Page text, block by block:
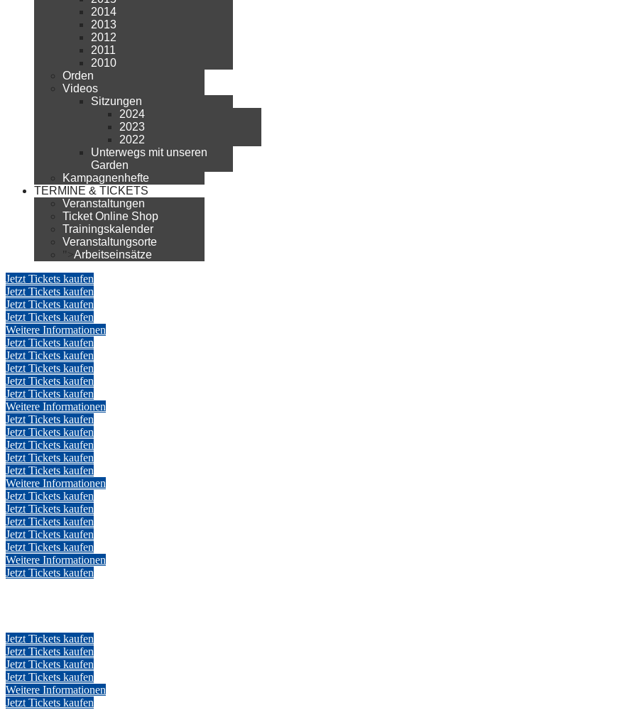
2014
2013
2012
2011
2010
Orden
Videos
Sitzungen
2024
2023
2022
Unterwegs mit unseren
Garden
Kampagnenhefte
TERMINE & TICKETS
Veranstaltungen
Ticket Online Shop
Trainingskalender
Veranstaltungsorte
">Arbeitseinsätze
Jetzt Tickets kaufen
Jetzt Tickets kaufen
Jetzt Tickets kaufen
Jetzt Tickets kaufen
Weitere Informationen
Jetzt Tickets kaufen
Jetzt Tickets kaufen
Jetzt Tickets kaufen
Jetzt Tickets kaufen
Jetzt Tickets kaufen
Weitere Informationen
Jetzt Tickets kaufen
Jetzt Tickets kaufen
Jetzt Tickets kaufen
Jetzt Tickets kaufen
Jetzt Tickets kaufen
Weitere Informationen
Jetzt Tickets kaufen
Jetzt Tickets kaufen
Jetzt Tickets kaufen
Jetzt Tickets kaufen
Jetzt Tickets kaufen
Weitere Informationen
Jetzt Tickets kaufen
Jetzt Tickets kaufen
Jetzt Tickets kaufen
Jetzt Tickets kaufen
Jetzt Tickets kaufen
Weitere Informationen
Jetzt Tickets kaufen